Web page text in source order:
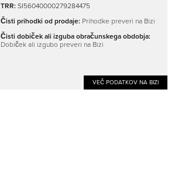
TRR:SI56040000279284475
Čisti prihodki od prodaje: Prihodke preveri na Bizi
Čisti dobiček ali izguba obračunskega obdobja:
Dobiček ali izgubo preveri na Bizi
VEČ PODATKOV NA BIZI